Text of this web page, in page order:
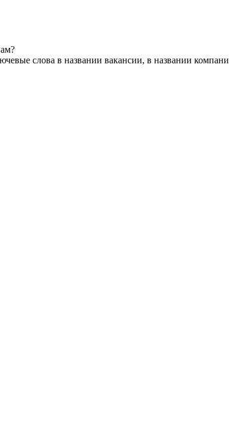
слова в названии вакансии, в названии